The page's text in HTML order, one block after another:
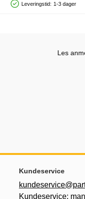
Produkttilgjengelighet: På lager
Leveringstid: 1-3 dager
Les
og
Kundeservice
Kundeservice: